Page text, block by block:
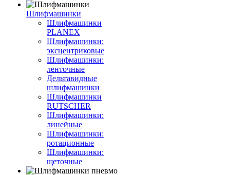
Шлифмашинки
Шлифмашинки
PLANEX
Шлифмашинки:
эксцентриковые
Шлифмашинки:
ленточные
Дельтавидные
шлифмашинки
Шлифмашинки
RUTSCHER
Шлифмашинки:
линейные
Шлифмашинки:
ротационные
Шлифмашинки:
щеточные